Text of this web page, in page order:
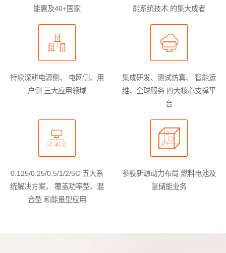
能惠及40+国家
能系统技术 的集大成者
持续深耕电源侧、 电网侧、用
户侧 三大应用领域
集成研发、测试仿真、
智能运
维、全球服务 四大核心支撑平
台
0.125/0.25/0.5/1/2/5C 五大系
统解决方案， 覆盖功率型、混
合型 和能量型应用
参股新源动力布局 燃料电池及
氢储能业务